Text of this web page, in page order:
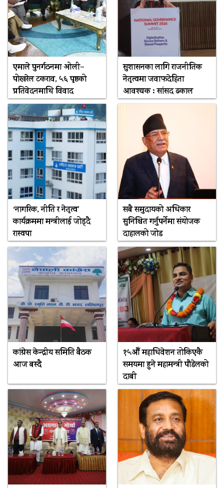
एमाले पुनर्गठनमा ओली–
पोखरेल टकराव, ५६ पृष्ठको
प्रतिवेदनमाथि विवाद
सुशासनका लागि राजनीतिक
नेतृत्वमा जवाफदेहिता
आवश्यक : सांसद ढकाल
‘नागरिक, नीति र नेतृत्व’
कार्यक्रममा मन्त्रीलाई जोड्दै
रास्वपा
सबै समुदायको अधिकार
सुनिश्चित गर्नुपर्नेमा संयोजक
दाहालको जोड
कांग्रेस केन्द्रीय समिति बैठक
आज बस्दै
१५औँ महाधिवेशन तोकिएकै
समयमा हुने महामन्त्री पौडेलको
दाबी